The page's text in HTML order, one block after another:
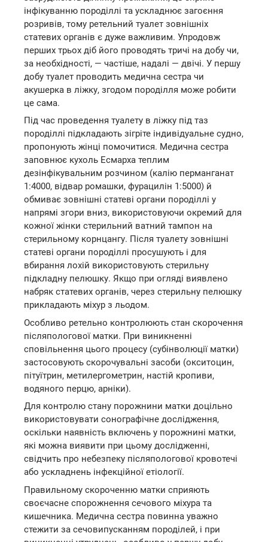
інфікуванню породіллі та ускладнює загоєння
розривів, тому ретельний туалет зовнішніх
статевих органів є дуже важливим. Упродовж
перших трьох діб його проводять тричі на добу чи,
за необхідності, — частіше, надалі — двічі. У першу
добу туалет проводить медична сестра чи
акушерка в ліжку, згодом породілля може робити
це сама.
Під час проведення туалету в ліжку під таз
породіллі підкладають зігріте індивідуальне судно,
пропонують жінці помочитися. Медична сестра
заповнює кухоль Есмарха теплим
дезінфікувальним розчином (калію перманганат
1:4000, відвар ромашки, фурацилін 1:5000) й
обмиває зовнішні статеві органи породіллі у
напрямі згори вниз, використовуючи окремий для
кожної жінки стерильний ватний тампон на
стерильному корнцангу. Після туалету зовнішні
статеві органи породіллі просушують і для
вбирання лохій використовують стерильну
підкладну пелюшку. Якщо при огляді виявлено
набряк статевих органів, через стерильну пелюшку
прикладають міхур з льодом.
Особливо ретельно контролюють стан скорочення
післяпологової матки. При виникненні
сповільнення цього процесу (субінволюції матки)
застосовують скорочувальні засоби (окситоцин,
пітуїтрин, метилергометрин, настій кропиви,
водяного перцю, арніки).
Для контролю стану порожнини матки доцільно
використовувати сонографічне дослідження,
оскільки наявність включень у порожнині матки,
які можна виявити при цьому дослідженні,
свідчить про небезпеку післяпологової кровотечі
або ускладнень інфекційної етіології.
Правильному скороченню матки сприяють
своєчасне спорожнення сечового міхура та
кишечника. Медична сестра повинна уважно
стежити за сечовипусканням породілей, і при